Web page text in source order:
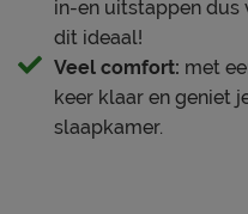
wasmachine en beide
• Complete
in-en uitstappen dus
dit ideaal!
Veel comfort: met
keer klaar en geniet
slaapkamer.